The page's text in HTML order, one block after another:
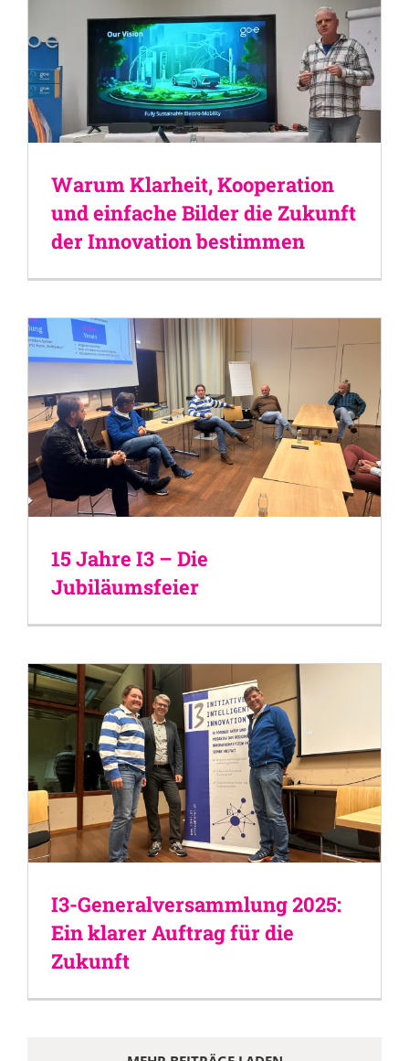
Warum Klarheit, Kooperation
und einfache Bilder die Zukunft
der Innovation bestimmen
15 Jahre I3 – Die
Jubiläumsfeier
I3-Generalversammlung 2025:
Ein klarer Auftrag für die
Zukunft